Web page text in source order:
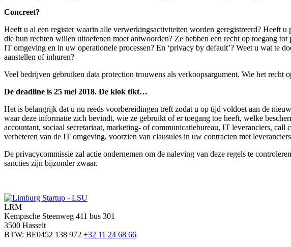
Concreet?
Heeft u al een register waarin alle verwerkingsactiviteiten worden geregistreerd? Heeft
die hun rechten willen uitoefenen moet antwoorden? Ze hebben een recht op toegang
IT omgeving en in uw operationele processen? En ‘privacy by default’? Weet u wat te
aanstellen of inhuren?
Veel bedrijven gebruiken data protection trouwens als verkoopsargument. Wie het
De deadline is 25 mei 2018. De klok tikt…
Het is belangrijk dat u nu reeds voorbereidingen treft zodat u op tijd voldoet aan de
waar deze informatie zich bevindt, wie ze gebruikt of er toegang toe heeft, welke
accountant, sociaal secretariaat, marketing- of communicatiebureau, IT leveranciers,
verbeteren van de IT omgeving, voorzien van clausules in uw contracten met
De privacycommissie zal actie ondernemen om de naleving van deze regels te
sancties zijn bijzonder zwaar.
LRM
Kempische Steenweg 411 bus 301
3500 Hasselt
BTW: BE0452 138 972 +32 11 24 68 66